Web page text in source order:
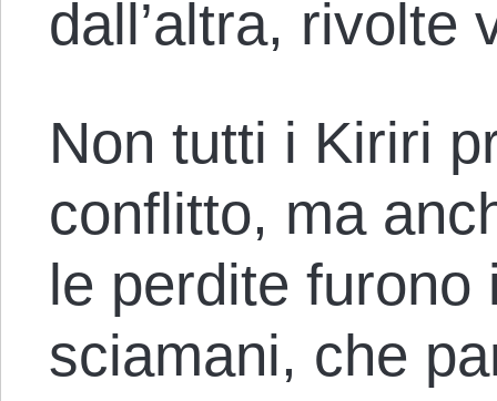
dall’altra, rivolte
Non tutti i Kiriri
conflitto, ma
le perdite
sciamani, che